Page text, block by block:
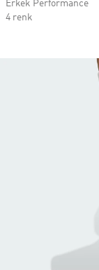
Erkek Performance
4 renk